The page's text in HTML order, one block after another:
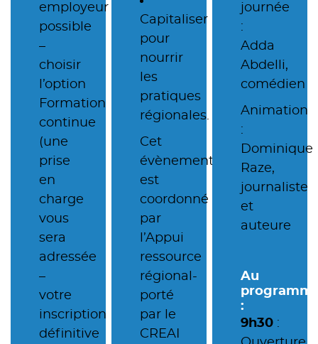
employeur
possible
–
choisir
l’option
Formation
continue
(une
prise
en
charge
vous
sera
adressée
–
votre
inscription
définitive
Capitaliser
pour
nourrir
les
pratiques
régionales.
Cet
évènement
est
coordonné
par
l’Appui
ressource
régional-
porté
par le
CREAI
journée
:
Adda
Abdelli,
comédien
Animation
:
Dominique
Raze,
journaliste
et
auteure
Au
:
9h30 :